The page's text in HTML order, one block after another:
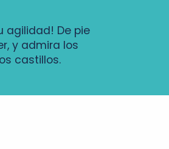
agilidad! De pie
y admira los
castillos.